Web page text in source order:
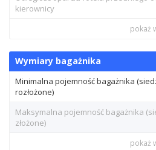
kierownicy
pokaż
Wymiary bagażnika
Minimalna pojemność bagażnika
rozłożone)
Maksymalna pojemność bagażnika
złożone)
pokaż